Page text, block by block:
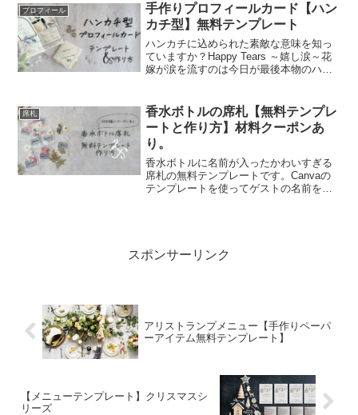
プロフィール
手作りプロフィールカード【ハン
カチ型】無料テンプレート
ハンカチに込められた素敵な意味を知っ
ていますか？Happy Tears ～嬉し涙～花
嫁が涙を流すのは今日が最後本物のハン
ード。表紙にゲストの名前を入れてエス
コートカード...
席札
香水ボトルの席札【無料テンプレ
ートと作り方】材料クーポンあ
り。
香水ボトルに名前が入ったかわいすぎる
席札の無料テンプレートです。Canvaの
テンプレートを使ってゲストの名前を印
スポンサーリンク
アリストランプメニュー【手作りペーパ
ーアイテム無料テンプレート】
【メニューテンプレート】クリスマスシ
リーズ